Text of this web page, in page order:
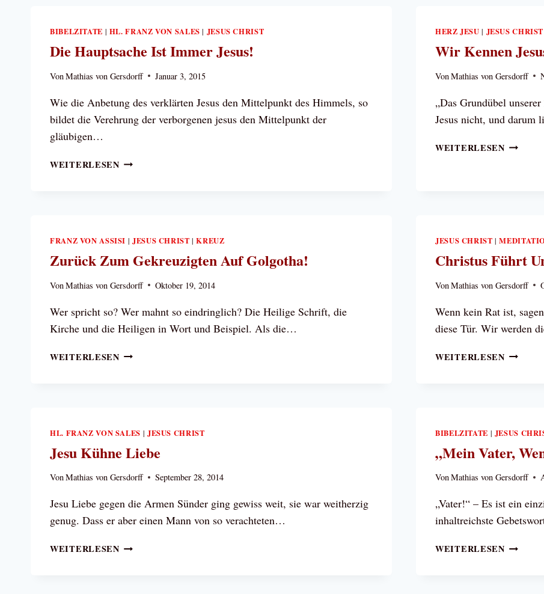
BIBELZITATE | HL. FRANZ VON SALES | JESUS CHRIST
Die Hauptsache Ist Immer Jesus!
VonMathias von Gersdorff Januar 3, 2015
Wie die Anbetung des verklärten Jesus den Mittelpunkt des Himmels, so
bildet die Verehrung der verborgenen jesus den Mittelpunkt der
gläubigen…
WEITERLESENDIE
HERZ JESU | JESUS CHRIST
Wir Kennen
VonMathias von Gersdorff
„Das Grundübel
Jesus nicht, und
WEITERLESENWIR
FRANZ VON ASSISI | JESUS CHRIST |KREUZ
Zurück Zum Gekreuzigten Auf Golgotha!
VonMathias von Gersdorff Oktober 19, 2014
Wer spricht so? Wer mahnt so eindringlich? Die Heilige Schrift, die
Kirche und die Heiligen in Wort und Beispiel. Als die…
WEITERLESENZURÜCK
JESUS CHRIST |
Christus Führt
VonMathias von Gersdorff
Wenn kein Rat ist,
diese Tür. Wir werden
WEITERLESEN
HL. FRANZ VON SALES | JESUS CHRIST
Jesu Kühne Liebe
VonMathias von Gersdorff September 28, 2014
Jesu Liebe gegen die Armen Sünder ging gewiss weit, sie war weitherzig
genug. Dass er aber einen Mann von so verachteten…
WEITERLESENJESU
BIBELZITATE | JESUS
„Mein Vater,
VonMathias von Gersdorff
„Vater!“ – Es ist ein
inhaltreichste
WEITERLESEN„MEIN